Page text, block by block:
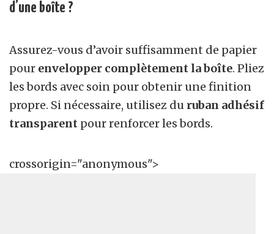
d’une boîte ?
Assurez-vous d’avoir suffisamment de papier
pour envelopper complètement la boîte. Pliez
les bords avec soin pour obtenir une finition
propre. Si nécessaire, utilisez du ruban adhésif
transparent pour renforcer les bords.
crossorigin="anonymous">